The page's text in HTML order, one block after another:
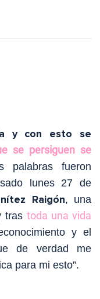
y con esto se
se persiguen se
palabras fueron
lunes 27 de
Raigón, una
tras toda una vida
y el
de verdad me
para mi esto”.